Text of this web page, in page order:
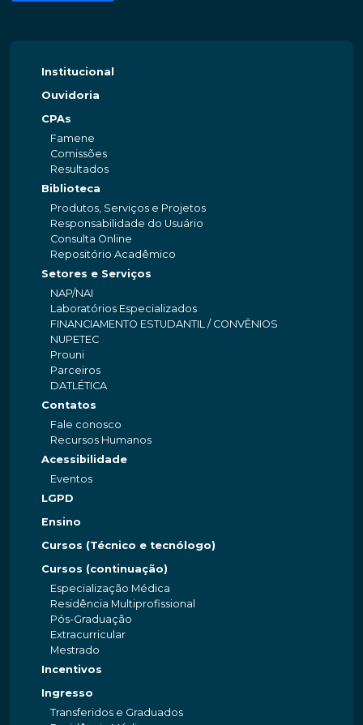
Institucional
Ouvidoria
CPAs
Famene
Comissões
Resultados
Biblioteca
Produtos, Serviços e Projetos
Responsabilidade do Usuário
Consulta Online
Repositório Acadêmico
Setores e Serviços
NAP/NAI
Laboratórios Especializados
FINANCIAMENTO ESTUDANTIL / CONVÊNIOS
NUPETEC
Prouni
Parceiros
DATLÉTICA
Contatos
Fale conosco
Recursos Humanos
Acessibilidade
Eventos
LGPD
Ensino
Cursos (Técnico e tecnólogo)
Cursos (continuação)
Especialização Médica
Residência Multiprofissional
Pós-Graduação
Extracurricular
Mestrado
Incentivos
Ingresso
Transferidos e Graduados